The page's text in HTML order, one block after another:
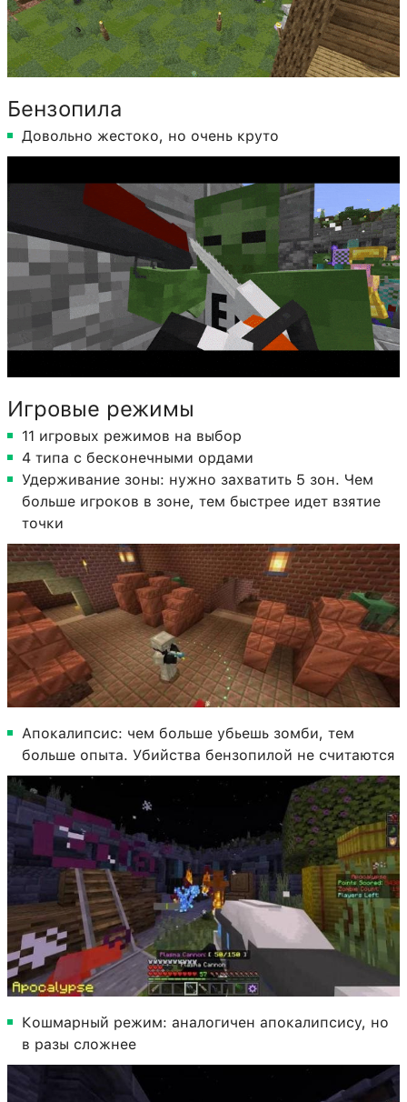
Бензопила
Довольно жестоко, но очень круто
Игровые режимы
11 игровых режимов на выбор
4 типа с бесконечными ордами
Удерживание зоны: нужно захватить 5 зон. Чем
больше игроков в зоне, тем быстрее идет взятие
точки
Апокалипсис: чем больше убьешь зомби, тем
больше опыта. Убийства бензопилой не считаются
Кошмарный режим: аналогичен апокалипсису, но
в разы сложнее